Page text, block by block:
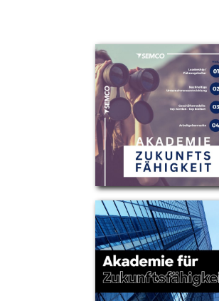
Standorte
Partner
Über uns